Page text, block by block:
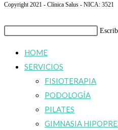
Copyright 2021 - Clínica Salus - NICA: 3521
Buscar
HOME
SERVICIOS
FISIOTERAPIA
PODOLOGÍA
PILATES
GIMNASIA